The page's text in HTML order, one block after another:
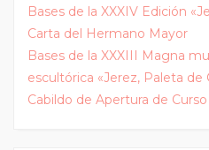
Bases de la XXXIV Edición
Carta del Hermano Mayor
Bases de la XXXIII Magna
escultórica «Jerez, Paleta de
Cabildo de Apertura de Curso